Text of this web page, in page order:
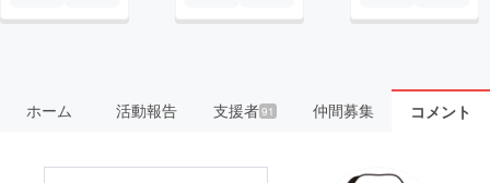
ホーム 活動報告 支援者91 仲間募集 コメント